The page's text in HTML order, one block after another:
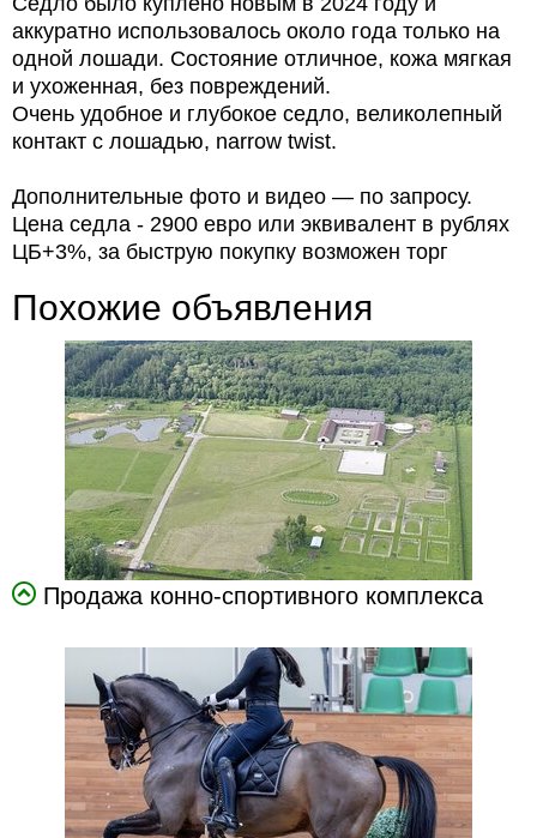
аккуратно использовалось около года только на
одной лошади. Состояние отличное, кожа мягкая
и ухоженная, без повреждений.
Очень удобное и глубокое седло, великолепный
контакт с лошадью, narrow twist.
Дополнительные фото и видео — по запросу.
Цена седла - 2900 евро или эквивалент в рублях
ЦБ+3%, за быструю покупку возможен торг
Похожие объявления
Продажа конно-спортивного комплекса